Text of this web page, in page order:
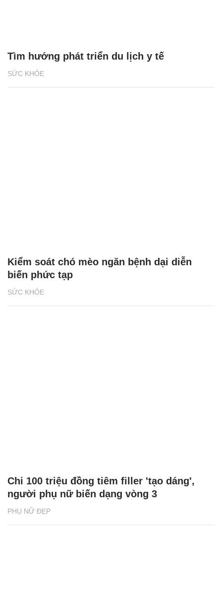
SỨC KHỎE
Tìm hướng phát triển du lịch y tế
SỨC KHỎE
Kiểm soát chó mèo ngăn bệnh dại diễn
biến phức tạp
PHỤ NỮ ĐẸP
Chi 100 triệu đồng tiêm filler 'tạo dáng',
người phụ nữ biến dạng vòng 3